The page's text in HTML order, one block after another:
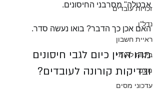
זכויות עובדים
נדל"ן
ראיית חשבון
ביטוח לאומי
מעמ
עדכוני מסים
אבטלה" מסרבני החיסונים.
האם אכן כך הדבר? בואו נעשה סדר.
מהו הדין כיום לגבי חיסונים
ובדיקות קורונה לעובדים?